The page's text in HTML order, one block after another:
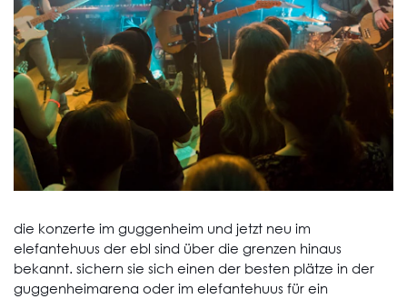
die konzerte im guggenheim und jetzt neu im
elefantehuus der ebl sind über die grenzen hinaus
bekannt. sichern sie sich einen der besten plätze in der
guggenheimarena oder im elefantehuus für ein